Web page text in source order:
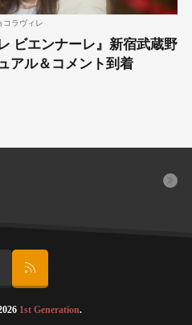
コラヴィレ
ビエンナーレ』新宿武蔵野
アル＆コメント到着
1st Generation.